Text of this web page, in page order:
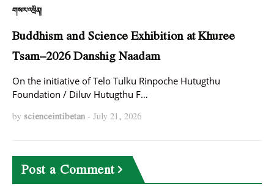
གསར་འཕྲིན།
Buddhism and Science Exhibition at Khuree
Tsam–2026 Danshig Naadam
On the initiative of Telo Tulku Rinpoche Hutugthu
Foundation / Diluv Hutugthu F…
by scienceintibetan- July 21, 2026
Post a Comment